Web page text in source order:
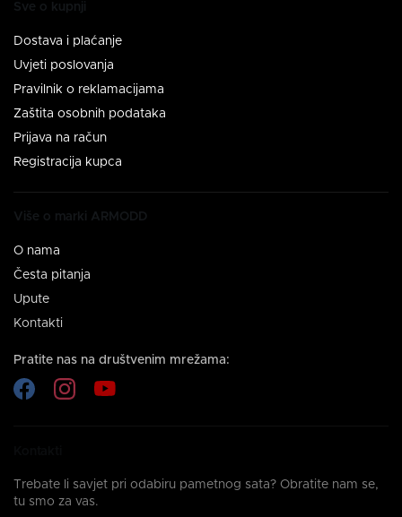
Sve o kupnji
Dostava i plaćanje
Uvjeti poslovanja
Pravilnik o reklamacijama
Zaštita osobnih podataka
Prijava na račun
Registracija kupca
Više o marki ARMODD
O nama
Česta pitanja
Upute
Kontakti
Pratite nas na društvenim mrežama:
Trebate li savjet pri odabiru pametnog sata? Obratite nam se,
tu smo za vas.